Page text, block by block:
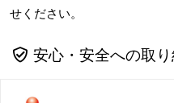
せください。
安心・安全への取